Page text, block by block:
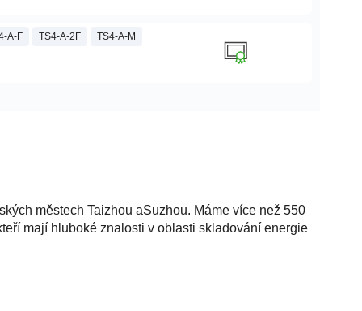
A-F TS4-A-2F TS4-A-M
městech Taizhou aSuzhou. Máme více než 550
mají hluboké znalosti v oblasti skladování energie